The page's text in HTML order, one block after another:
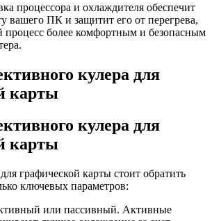
процессора и охлаждителя обеспечит
вашего ПК и защитит его от перегрева,
процесс более комфортным и безопасным
кулера для
карты
кулера для
карты
графической карты стоит обратить
ключевых параметров:
или пассивный. Активные